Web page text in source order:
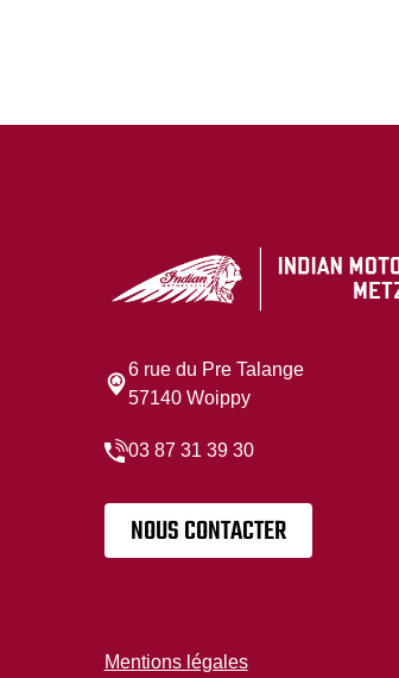
6 rue du Pre Talange
57140 Woippy
03 87 31 39 30
NOUS CONTACTER
Mentions légales